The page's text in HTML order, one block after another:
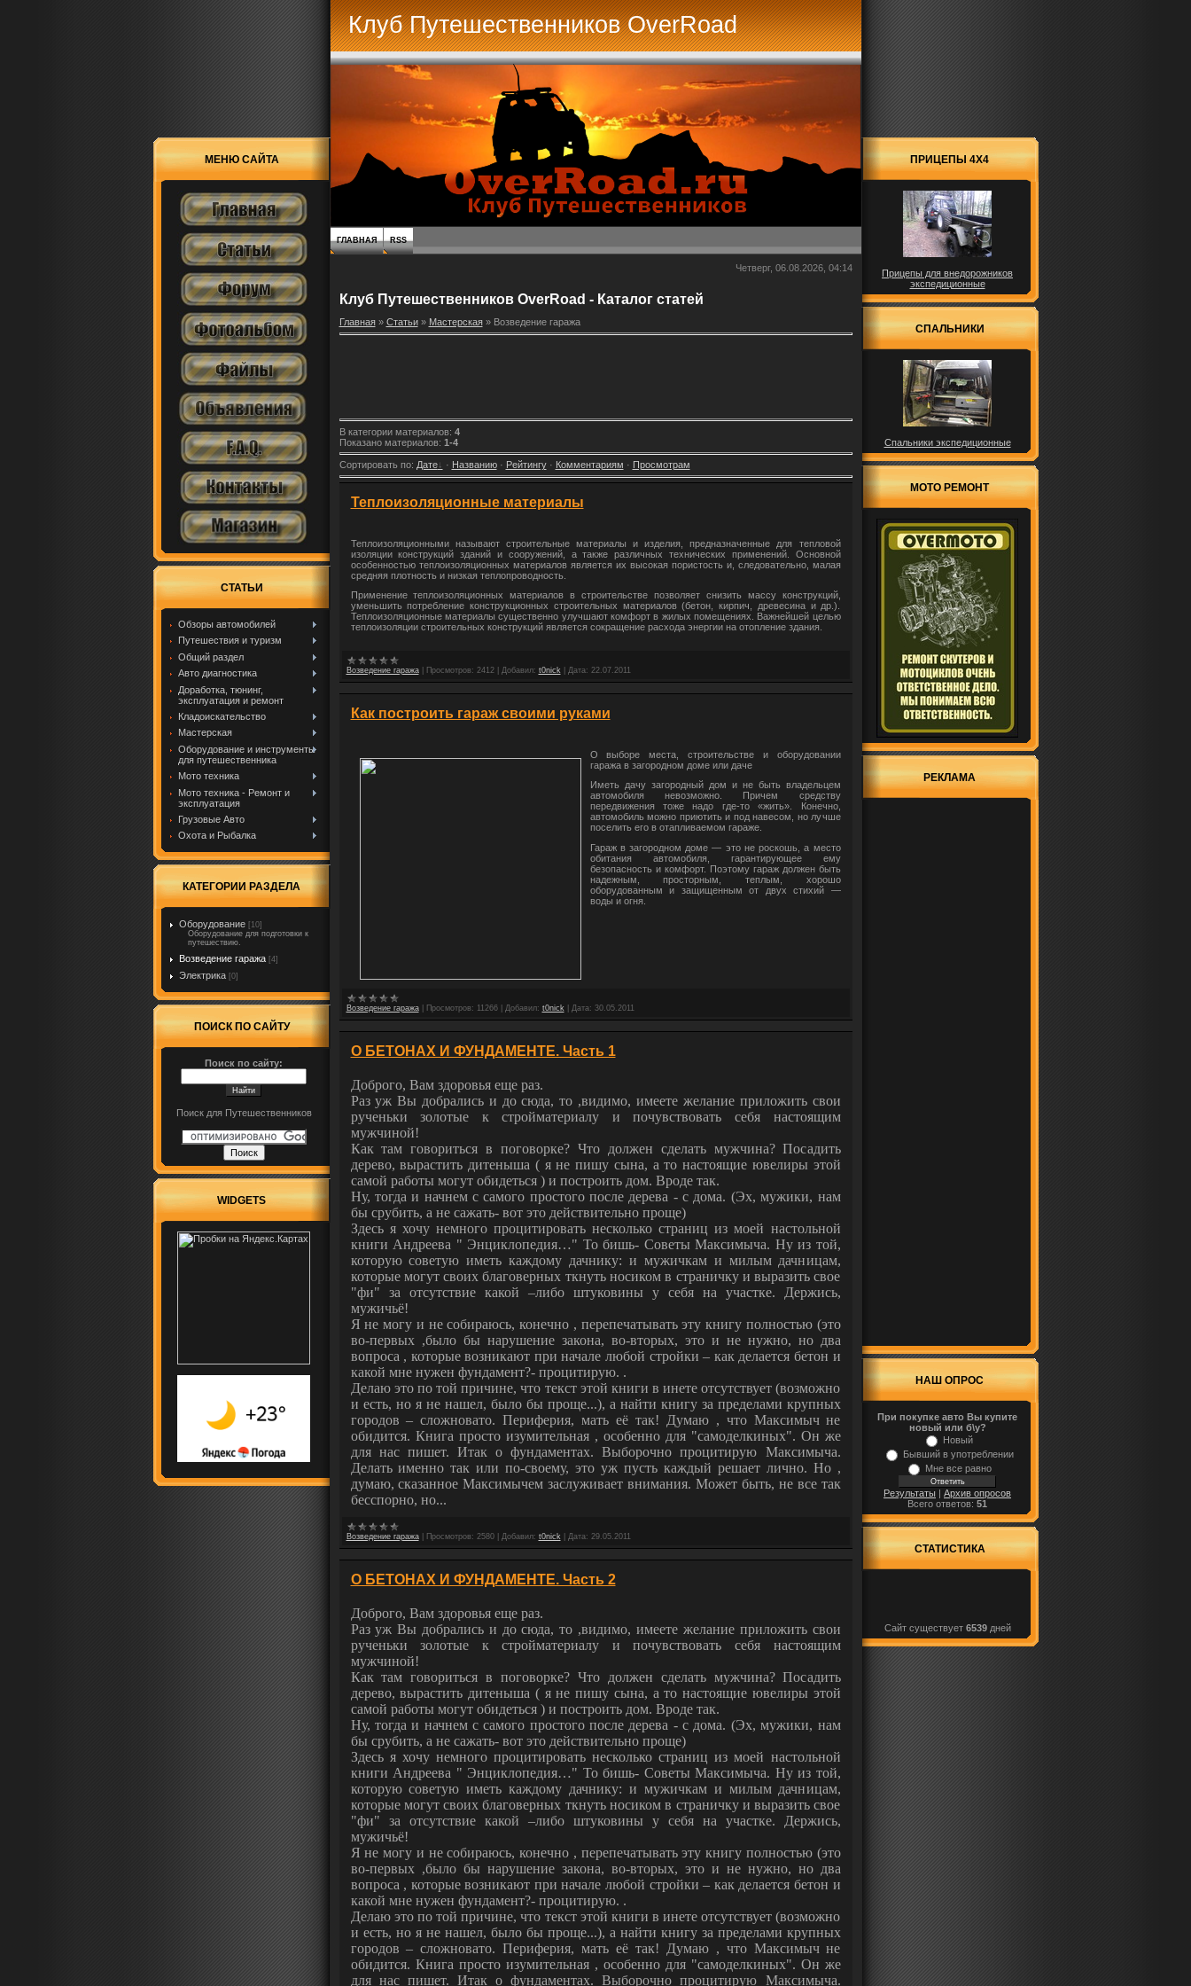
МЕНЮ САЙТА
СТАТЬИ
Обзоры автомобилей
Путешествия и туризм
Общий раздел
Авто диагностика
Доработка, тюнинг,
эксплуатация и ремонт
Кладоискательство
Мастерская
Оборудование и инструменты
для путешественника
Мото техника
Мото техника - Ремонт и
эксплуатация
Грузовые Авто
Охота и Рыбалка
КАТЕГОРИИ РАЗДЕЛА
Оборудование [10]
Оборудование для подготовки к
путешествию.
Возведение гаража [4]
Электрика [0]
ПОИСК ПО САЙТУ
Поиск по сайту:
Поиск для Путешественников
WIDGETS
Клуб Путешественников OverRoad
ГЛАВНАЯ RSS
Четверг, 06.08.2026, 04:14
Клуб Путешественников OverRoad - Каталог статей
Главная» Статьи» Мастерская» Возведение гаража
В категории материалов: 4
Показано материалов: 1-4
Сортировать по: Дате · Названию· Рейтингу· Комментариям · Просмотрам
Теплоизоляционные материалы
Теплоизоляционными называют строительные материалы и изделия, предназначенные для тепловой
изоляции конструкций зданий и сооружений, а также различных технических применений. Основной
особенностью теплоизоляционных материалов является их высокая пористость и, следовательно, малая
средняя плотность и низкая теплопроводность.
Применение теплоизоляционных материалов в строительстве позволяет снизить массу конструкций,
уменьшить потребление конструкционных строительных материалов (бетон, кирпич, древесина и др.).
Теплоизоляционные материалы существенно улучшают комфорт в жилых помещениях. Важнейшей целью
теплоизоляции строительных конструкций является сокращение расхода энергии на отопление здания.
Возведение гаража| Просмотров: 2412| Добавил: t0nick| Дата: 22.07.2011
Как построить гараж своими руками
О выборе места, строительстве и оборудовании
гаража в загородном доме или даче
Иметь дачу загородный дом и не быть владельцем
автомобиля невозможно. Причем средству
передвижения тоже надо где-то «жить». Конечно,
автомобиль можно приютить и под навесом, но лучше
поселить его в отапливаемом гараже.
Гараж в загородном доме — это не роскошь, а место
обитания автомобиля, гарантирующее ему
безопасность и комфорт. Поэтому гараж должен быть
надежным, просторным, теплым, хорошо
оборудованным и защищенным от двух стихий —
воды и огня.
Возведение гаража| Просмотров: 11266| Добавил: t0nick Дата: 30.05.2011
О БЕТОНАХ И ФУНДАМЕНТЕ. Часть 1
Доброго, Вам здоровья еще раз.
Раз уж Вы добрались и до сюда, то ,видимо, имеете желание приложить свои
рученьки золотые к стройматериалу и почувствовать себя настоящим
мужчиной!
Как там говориться в поговорке? Что должен сделать мужчина? Посадить
дерево, вырастить дитеныша ( я не пишу сына, а то настоящие ювелиры этой
самой работы могут обидеться ) и построить дом. Вроде так.
Ну, тогда и начнем с самого простого после дерева - с дома. (Эх, мужики, нам
бы срубить, а не сажать- вот это действительно проще)
Здесь я хочу немного процитировать несколько страниц из моей настольной
книги Андреева " Энциклопедия…" То бишь- Советы Максимыча. Ну из той,
которую советую иметь каждому дачнику: и мужичкам и милым дачницам,
которые могут своих благоверных ткнуть носиком в страничку и выразить свое
"фи" за отсутствие какой –либо штуковины у себя на участке. Держись,
мужичьё!
Я не могу и не собираюсь, конечно , перепечатывать эту книгу полностью (это
во-первых ,было бы нарушение закона, во-вторых, это и не нужно, но два
вопроса , которые возникают при начале любой стройки – как делается бетон и
какой мне нужен фундамент?- процитирую. .
Делаю это по той причине, что текст этой книги в инете отсутствует (возможно
и есть, но я не нашел, было бы проще...), а найти книгу за пределами крупных
городов – сложновато. Периферия, мать её так! Думаю , что Максимыч не
обидится. Книга просто изумительная , особенно для "самоделкиных". Он же
для нас пишет. Итак о фундаментах. Выборочно процитирую Максимыча.
Делать именно так или по-своему, это уж пусть каждый решает лично. Но ,
думаю, сказанное Максимычем заслуживает внимания. Может быть, не все так
бесспорно, но...
Возведение гаража| Просмотров: 2580| Добавил: t0nick| Дата: 29.05.2011
О БЕТОНАХ И ФУНДАМЕНТЕ. Часть 2
Доброго, Вам здоровья еще раз.
Раз уж Вы добрались и до сюда, то ,видимо, имеете желание приложить свои
рученьки золотые к стройматериалу и почувствовать себя настоящим
мужчиной!
Как там говориться в поговорке? Что должен сделать мужчина? Посадить
дерево, вырастить дитеныша ( я не пишу сына, а то настоящие ювелиры этой
самой работы могут обидеться ) и построить дом. Вроде так.
Ну, тогда и начнем с самого простого после дерева - с дома. (Эх, мужики, нам
бы срубить, а не сажать- вот это действительно проще)
Здесь я хочу немного процитировать несколько страниц из моей настольной
книги Андреева " Энциклопедия…" То бишь- Советы Максимыча. Ну из той,
которую советую иметь каждому дачнику: и мужичкам и милым дачницам,
которые могут своих благоверных ткнуть носиком в страничку и выразить свое
"фи" за отсутствие какой –либо штуковины у себя на участке. Держись,
мужичьё!
Я не могу и не собираюсь, конечно , перепечатывать эту книгу полностью (это
во-первых ,было бы нарушение закона, во-вторых, это и не нужно, но два
вопроса , которые возникают при начале любой стройки – как делается бетон и
какой мне нужен фундамент?- процитирую. .
Делаю это по той причине, что текст этой книги в инете отсутствует (возможно
и есть, но я не нашел, было бы проще...), а найти книгу за пределами крупных
городов – сложновато. Периферия, мать её так! Думаю , что Максимыч не
обидится. Книга просто изумительная , особенно для "самоделкиных". Он же
для нас пишет. Итак о фундаментах. Выборочно процитирую Максимыча.
ПРИЦЕПЫ 4X4
Прицепы для внедорожников
экспедиционные
СПАЛЬНИКИ
Спальники экспедиционные
МОТО РЕМОНТ
РЕКЛАМА
НАШ ОПРОС
При покупке авто Вы купите
новый или б\у?
Новый
Бывший в употреблении
Мне все равно
Результаты | Архив опросов
Всего ответов: 51
СТАТИСТИКА
Сайт существует 6539дней